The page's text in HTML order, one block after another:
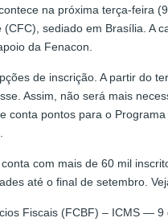
na próxima terça-feira
sediado em Brasília. A
da Fenacon.
de inscrição. A partir do
Assim, não será mais
conta pontos para o
com mais de 60 mil
até o final de setembro.
Fiscais (FCBF) – ICMS — 9